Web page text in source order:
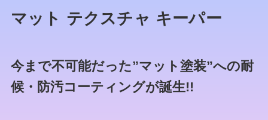
マット テクスチャ キーパー
今まで不可能だった”マット塗装”への耐
候・防汚コーティングが誕生!!